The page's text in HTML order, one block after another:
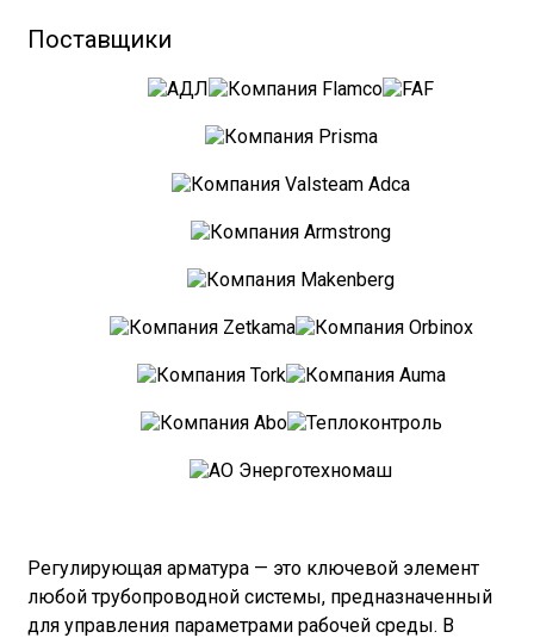
Поставщики
Регулирующая арматура — это ключевой элемент
любой трубопроводной системы, предназначенный
для управления параметрами рабочей среды. В